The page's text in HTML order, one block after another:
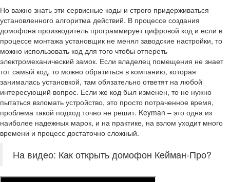
Но важно знать эти сервисные коды и строго придерживаться
установленного алгоритма действий. В процессе создания
домофона производитель программирует цифровой код и если в
процессе монтажа установщик не менял заводские настройки, то
можно использовать код для того чтобы отпереть
электромеханический замок. Если владелец помещения не знает
тот самый код, то можно обратиться в компанию, которая
занималась установкой, там обязательно ответят на любой
интересующий вопрос. Если же код был изменен, то не нужно
пытаться взломать устройство, это просто потраченное время,
проблема такой подход точно не решит. Keyman – это одна из
наиболее надежных марок, и на практике, на взлом уходит много
времени и процесс достаточно сложный.
На видео: Как открыть домофон Кейман-Про?